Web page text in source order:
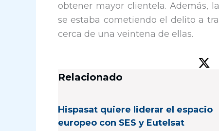
obtener mayor clientela. Además,
se estaba cometiendo el delito a
cerca de una veintena de ellas.
Relacionado
Hispasat quiere liderar el espacio
europeo con SES y Eutelsat